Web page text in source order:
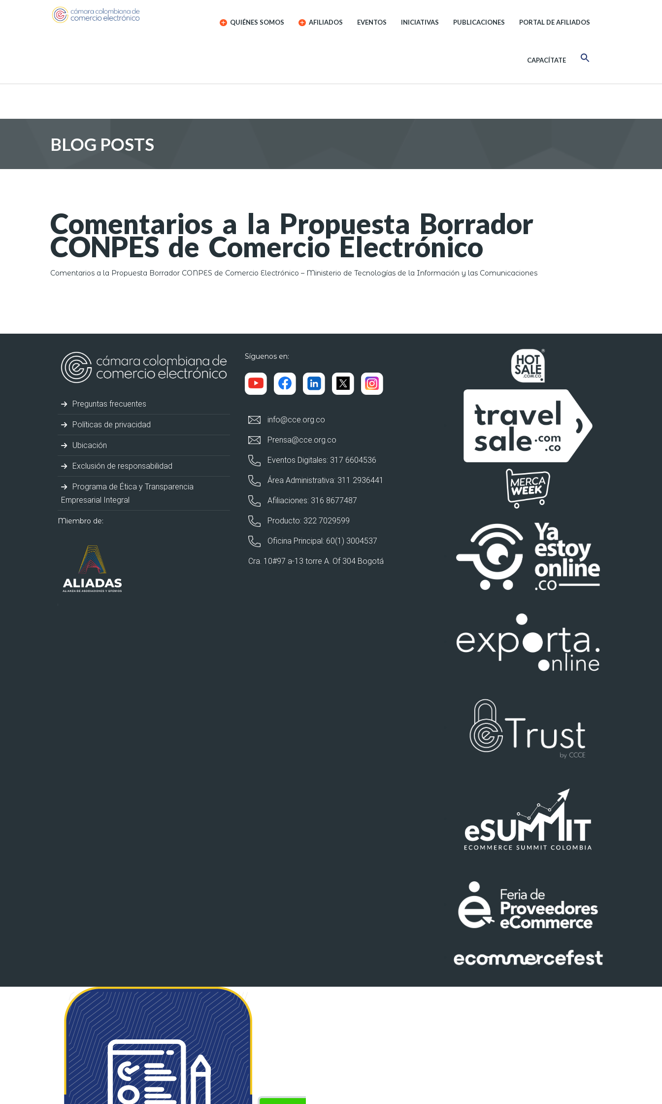
QUIÉNES SOMOS AFILIADOS EVENTOS INICIATIVAS PUBLICACIONES PORTAL DE AFILIADOS
CAPACÍTATE
BLOG POSTS
Comentarios a la Propuesta Borrador
CONPES de Comercio Electrónico
Comentarios a la Propuesta Borrador CONPES de Comercio Electrónico – Ministerio de Tecnologías de la Información y las Comunicaciones
Preguntas frecuentes
Políticas de privacidad
Ubicación
Exclusión de responsabilidad
Programa de Ética y Transparencia
Empresarial Integral
Miembro de:
Síguenos en:
info@cce.org.co
Prensa@cce.org.co
Eventos Digitales: 317 6604536
Área Administrativa: 311 2936441
Afiliaciones: 316 8677487
Producto: 322 7029599
Oficina Principal: 60(1) 3004537
Cra. 10#97 a-13 torre A. Of 304 Bogotá